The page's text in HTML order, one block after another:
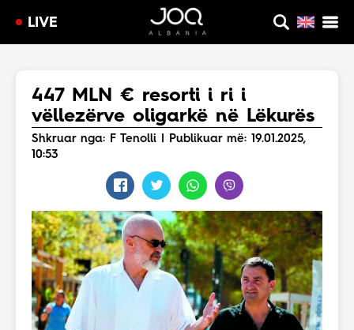
LIVE
447 MLN € resorti i ri i
vëllezërve oligarkë në Lëkurës
Shkruar nga: F Tenolli | Publikuar më: 19.01.2025,
10:53